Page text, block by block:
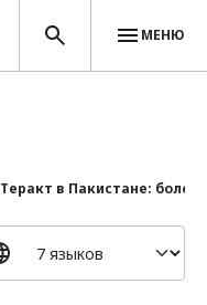
МЕНЮ
Теракт в Пакистане: более